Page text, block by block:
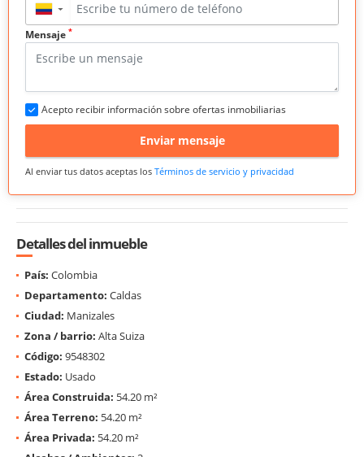
▼
Mensaje *
Acepto recibir información sobre ofertas inmobiliarias
Enviar mensaje
Al enviar tus datos aceptas los Términos de servicio y privacidad
Detalles del inmueble
País: Colombia
Departamento: Caldas
Ciudad: Manizales
Zona / barrio: Alta Suiza
Código: 9548302
Estado: Usado
Área Construida: 54.20 m²
Área Terreno: 54.20 m²
Área Privada: 54.20 m²